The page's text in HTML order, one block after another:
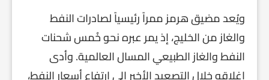
ويُعد مضيق هرمز ممراً رئيسياً لصادرات النفط
والغاز من الخليج، إذ يمر عبره نحو خُمس شحنات
النفط والغاز الطبيعي المسال العالمية. وأدى
إغلاقه خلال التصعيد الأخير إلى ارتفاع أسعار النفط،